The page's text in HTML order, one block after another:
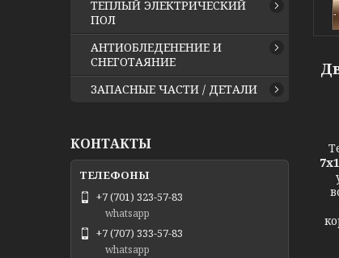
ТЕПЛЫЙ ЭЛЕКТРИЧЕСКИЙ
ПОЛ
АНТИОБЛЕДЕНЕНИЕ И
СНЕГОТАЯНИЕ
ЗАПАСНЫЕ ЧАСТИ / ДЕТАЛИ
КОНТАКТЫ
+7 (701) 323-57-83
whatsapp
+7 (707) 333-57-83
whatsapp